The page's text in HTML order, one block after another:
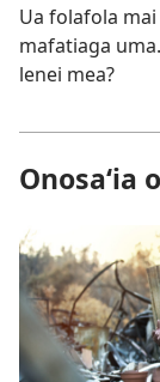
Ua folafola mai
mafatiaga
lenei mea?
Onosaʻia